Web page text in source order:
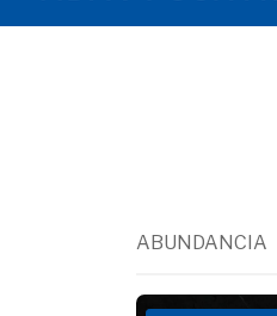
ABUNDANCIA